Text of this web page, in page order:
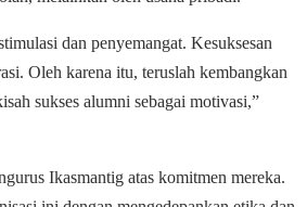
dan penyemangat. Kesuksesan
Oleh karena itu, teruslah kembangkan
sukses alumni sebagai motivasi,”
Ikasmantig atas komitmen mereka.